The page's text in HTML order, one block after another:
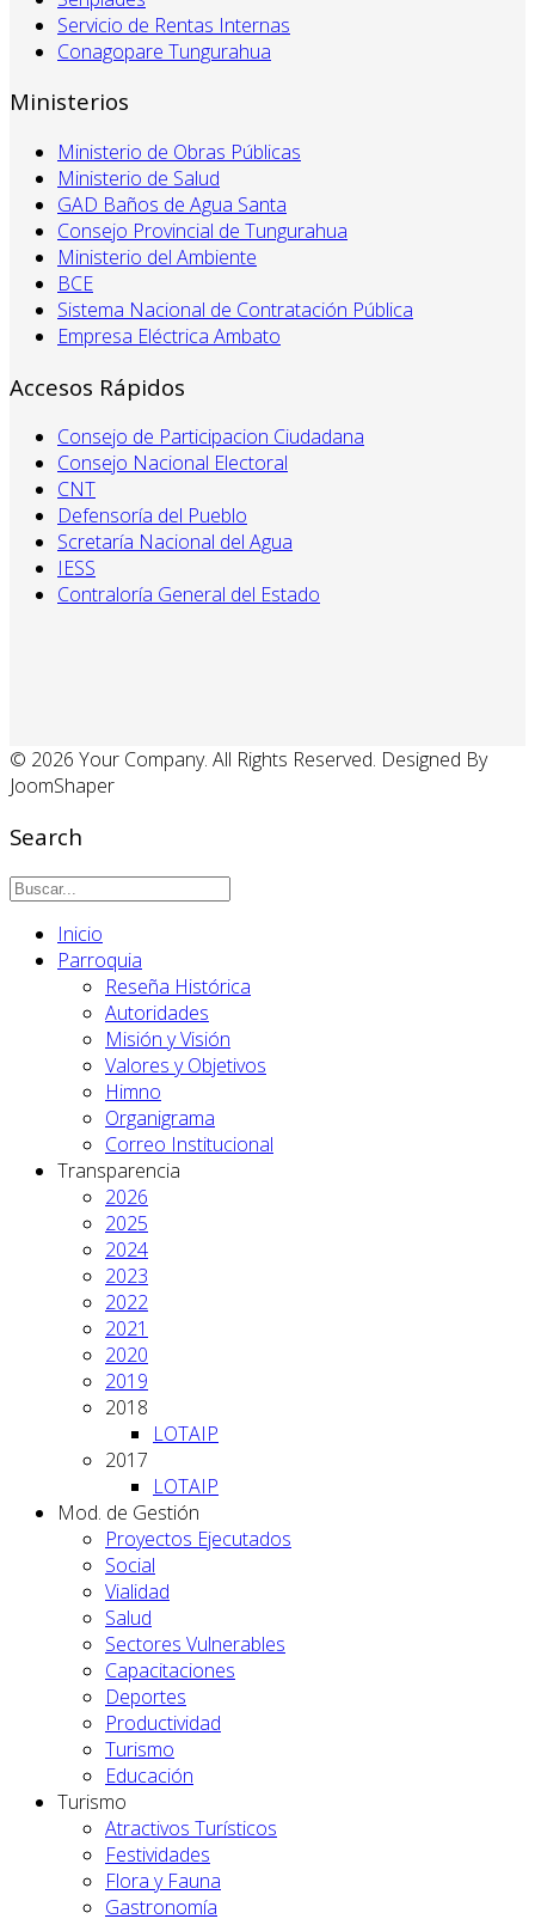
Servicio de Rentas Internas
Conagopare Tungurahua
Ministerios
Ministerio de Obras Públicas
Ministerio de Salud
GAD Baños de Agua Santa
Consejo Provincial de Tungurahua
Ministerio del Ambiente
BCE
Sistema Nacional de Contratación Pública
Empresa Eléctrica Ambato
Accesos Rápidos
Consejo de Participacion Ciudadana
Consejo Nacional Electoral
CNT
Defensoría del Pueblo
Scretaría Nacional del Agua
IESS
Contraloría General del Estado
© 2026 Your Company. All Rights Reserved. Designed By
JoomShaper
Search
Inicio
Parroquia
Reseña Histórica
Autoridades
Misión y Visión
Valores y Objetivos
Himno
Organigrama
Correo Institucional
Transparencia
2026
2025
2024
2023
2022
2021
2020
2019
2018
LOTAIP
2017
LOTAIP
Mod. de Gestión
Proyectos Ejecutados
Social
Vialidad
Salud
Sectores Vulnerables
Capacitaciones
Deportes
Productividad
Turismo
Educación
Turismo
Atractivos Turísticos
Festividades
Flora y Fauna
Gastronomía